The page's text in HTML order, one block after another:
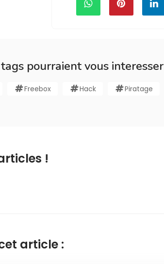
pourraient vous interesser
Freebox Hack Piratage
!
article :